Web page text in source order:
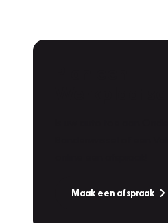
Maak een afspraak